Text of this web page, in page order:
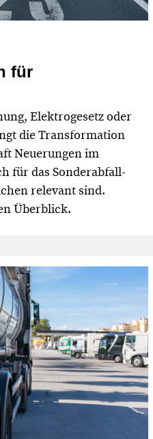
für
Elektrogesetz oder
die Transformation
Neuerungen im
für das Sonderabfall-
relevant sind.
Überblick.